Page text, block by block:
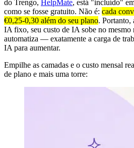
do Trengo, HelpMate, está "incluído"
como se fosse gratuito. Não é: cada
€0,25-0,30 além do seu plano. Portanto,
IA fixo, seu custo de IA sobe no mesmo
automatiza — exatamente a carga de
IA para aumentar.
Empilhe as camadas e o custo mensal
de plano e mais uma torre: